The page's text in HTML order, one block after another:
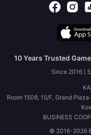
10 Years Trusted
Since 2016 |
Room 1508, 15/F, Grand
BUSINESS
© 2016-2026